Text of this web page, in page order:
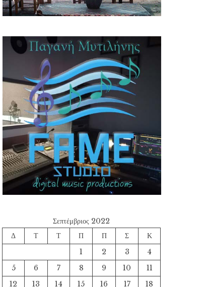
Σεπτέμβριος 2022
Δ
Τ Τ Π Π Σ
Κ
1
2 3
4
5
6 7 8 9 10
11
12
13 14 15 16 17
18